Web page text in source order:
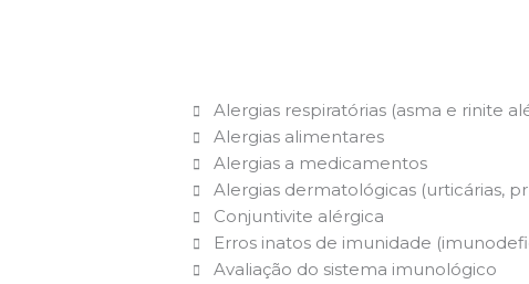
Alergias respiratórias (asma e rinite
Alergias alimentares
Alergias a medicamentos
Alergias dermatológicas (urticárias,
Conjuntivite alérgica
Erros inatos de imunidade
Avaliação do sistema imunológico